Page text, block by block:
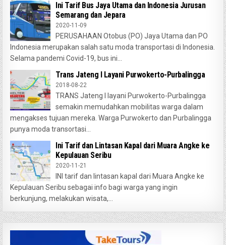
Ini Tarif Bus Jaya Utama dan Indonesia Jurusan
Semarang dan Jepara
2020-11-09
PERUSAHAAN Otobus (PO) Jaya Utama dan PO
Indonesia merupakan salah satu moda transportasi di Indonesia.
Selama pandemi Covid-19, bus ini...
Trans Jateng I Layani Purwokerto-Purbalingga
2018-08-22
TRANS Jateng I layani Purwokerto-Purbalingga
semakin memudahkan mobilitas warga dalam
mengakses tujuan mereka. Warga Purwokerto dan Purbalingga
punya moda transortasi...
Ini Tarif dan Lintasan Kapal dari Muara Angke ke
Kepulauan Seribu
2020-11-21
INI tarif dan lintasan kapal dari Muara Angke ke
Kepulauan Seribu sebagai info bagi warga yang ingin
berkunjung, melakukan wisata,...